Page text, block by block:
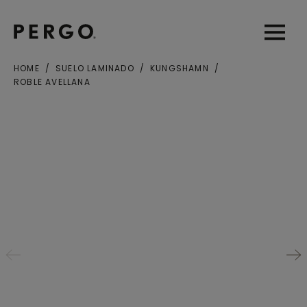
OpenOpen
HOME SUELO LAMINADO
KUNGSHAMN
ROBLE AVELLANA